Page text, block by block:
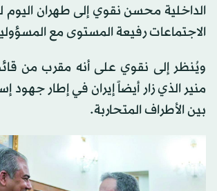
الداخلية محسن نقوي إلى طهران
الاجتماعات رفيعة المستوى مع
ويُنظر إلى نقوي على أنه مقرب من
منير الذي زار أيضاً إيران في إطار جهود
بين الأطراف المتحاربة.